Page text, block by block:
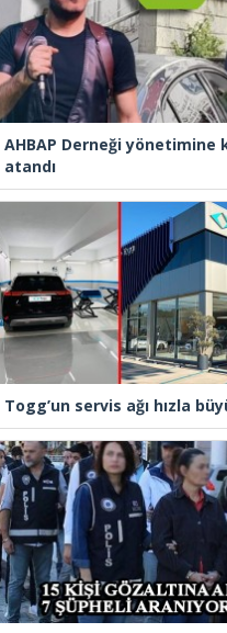
AHBAP Derneği yönetimine
atandı
Togg’un servis ağı hızla